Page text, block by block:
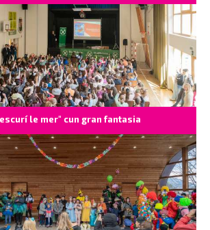
le mer" cun gran fantasia